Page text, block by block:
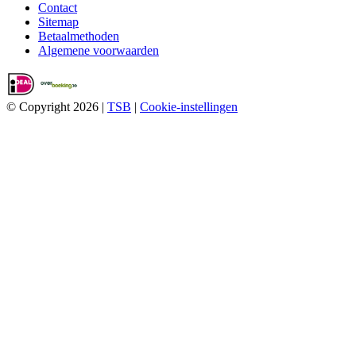
Contact
Sitemap
Betaalmethoden
Algemene voorwaarden
© Copyright 2026 TSB Cookie-instellingen